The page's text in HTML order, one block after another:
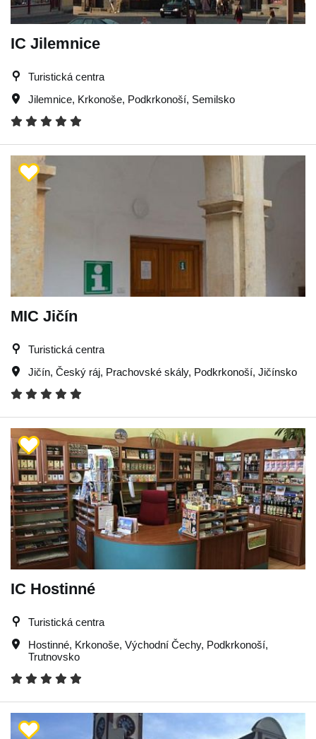
IC Jilemnice
Turistická centra
Jilemnice, Krkonoše, Podkrkonoší, Semilsko
MIC Jičín
Turistická centra
Jičín, Český ráj, Prachovské skály, Podkrkonoší, Jičínsko
IC Hostinné
Turistická centra
Hostinné, Krkonoše, Východní Čechy, Podkrkonoší,
Trutnovsko